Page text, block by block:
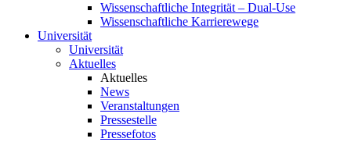
Wissenschaftliche Integrität – Dual-Use
Wissenschaftliche Karrierewege
Universität
Universität
Aktuelles
Aktuelles
News
Veranstaltungen
Pressestelle
Pressefotos